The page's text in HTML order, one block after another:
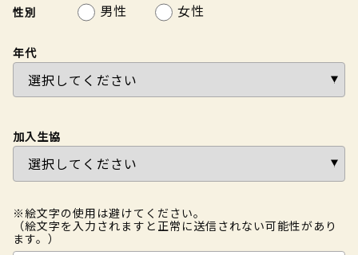
性別 男性 女性
年代
加入生協
※絵文字の使用は避けてください。
（絵文字を入力されますと正常に送信されない可能性があり
ます。）